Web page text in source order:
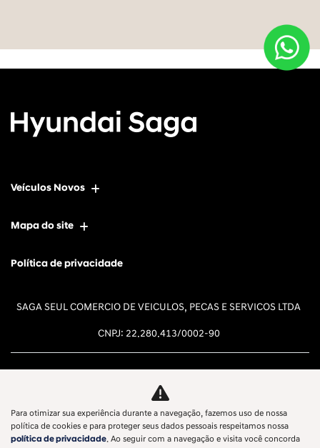
Veículos Novos
Mapa do site
Política de privacidade
SAGA SEUL COMERCIO DE VEICULOS, PECAS E SERVICOS LTDA
CNPJ: 22.280.413/0002-90
Desacelere. Seu bem maior é a
vida.
Para otimizar sua experiência durante a navegação, fazemos uso de nossa
política de cookies e para proteger seus dados pessoais respeitamos nossa
política de privacidade. Ao seguir com a navegação e visita você concorda